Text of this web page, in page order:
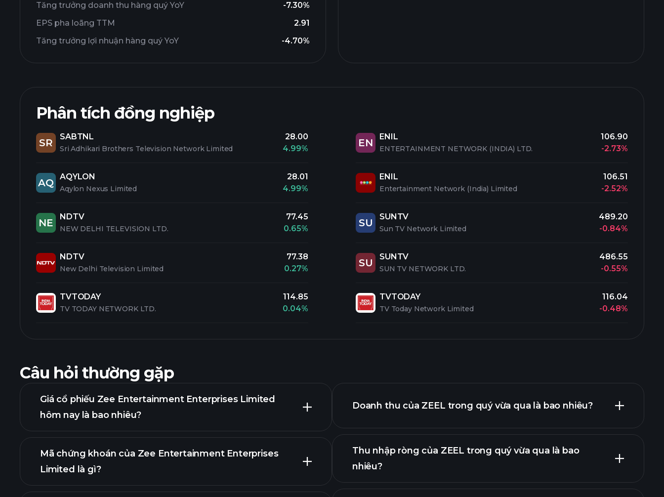
Tăng trưởng doanh thu hàng quý YoY
-7.30%
EPS pha loãng TTM
2.91
Tăng trưởng lợi nhuận hàng quý YoY
-4.70%
Phân tích đồng nghiệp
SR
SABTNL
Sri Adhikari Brothers Television Network Limited
28.00
4.99%
AQ
AQYLON
Aqylon Nexus Limited
28.01
4.99%
NE
NDTV
NEW DELHI TELEVISION LTD.
77.45
0.65%
NDTV
New Delhi Television Limited
77.38
0.27%
TVTODAY
TV TODAY NETWORK LTD.
114.85
0.04%
EN
ENIL
ENTERTAINMENT NETWORK (INDIA) LTD.
106.90
-2.73%
ENIL
Entertainment Network (India) Limited
106.51
-2.52%
SU
SUNTV
Sun TV Network Limited
489.20
-0.84%
SU
SUNTV
SUN TV NETWORK LTD.
486.55
-0.55%
TVTODAY
TV Today Network Limited
116.04
-0.48%
Câu hỏi thường gặp
Giá cổ phiếu Zee Entertainment Enterprises Limited
hôm nay là bao nhiêu?
biểu đồ nâng cao
Mã chứng khoán của Zee Entertainment Enterprises
Limited là gì?
Doanh thu của ZEEL trong quý vừa qua là bao nhiêu?
cáo tài chính
Thu nhập ròng của ZEEL trong quý vừa qua là bao
nhiêu?